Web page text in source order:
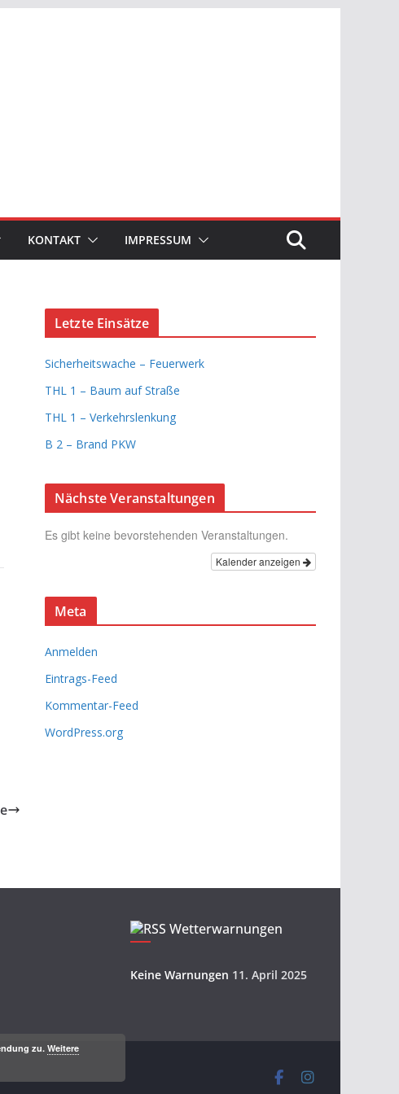
KONTAKT IMPRESSUM
Letzte Einsätze
Sicherheitswache – Feuerwerk
THL 1 – Baum auf Straße
THL 1 – Verkehrslenkung
B 2 – Brand PKW
Nächste Veranstaltungen
Es gibt keine bevorstehenden Veranstaltungen.
Kalender anzeigen
Meta
Anmelden
Eintrags-Feed
Kommentar-Feed
WordPress.org
Wetterwarnungen
Keine Warnungen 11. April 2025
zu. Weitere